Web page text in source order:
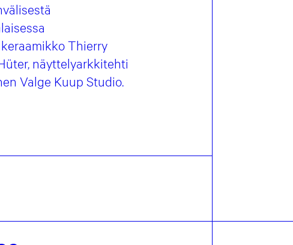
Thierry
näyttelyarkkitehti
Valge Kuup Studio.